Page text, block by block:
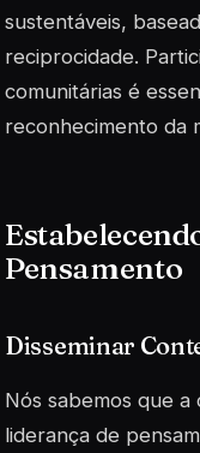
sustentáveis,
reciprocidade.
comunitárias é
reconhecimento da
Pensamento
Disseminar
Nós sabemos que
liderança de